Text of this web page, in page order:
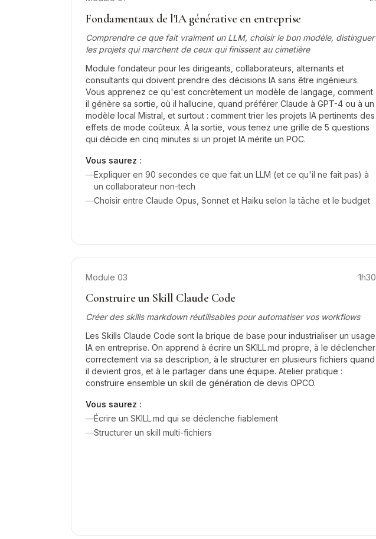
Fondamentaux de l'IA générative en entreprise
Comprendre ce que fait vraiment un LLM, choisir le bon modèle, distinguer
les projets qui marchent de ceux qui finissent au cimetière
Module fondateur pour les dirigeants, collaborateurs, alternants et
consultants qui doivent prendre des décisions IA sans être ingénieurs.
Vous apprenez ce qu'est concrètement un modèle de langage, comment
il génère sa sortie, où il hallucine, quand préférer Claude à GPT-4 ou à un
modèle local Mistral, et surtout : comment trier les projets IA pertinents des
effets de mode coûteux. À la sortie, vous tenez une grille de 5 questions
qui décide en cinq minutes si un projet IA mérite un POC.
Vous saurez :
—Expliquer en 90 secondes ce que fait un LLM (et ce qu'il ne fait pas) à
un collaborateur non-tech
—Choisir entre Claude Opus, Sonnet et Haiku selon la tâche et le budget
Module 03 1h30
Construire un Skill Claude Code
Créer des skills markdown réutilisables pour automatiser vos workflows
Les Skills Claude Code sont la brique de base pour industrialiser un usage
IA en entreprise. On apprend à écrire un SKILL.md propre, à le déclencher
correctement via sa description, à le structurer en plusieurs fichiers quand
il devient gros, et à le partager dans une équipe. Atelier pratique :
construire ensemble un skill de génération de devis OPCO.
Vous saurez :
—Écrire un SKILL.md qui se déclenche fiablement
—Structurer un skill multi-fichiers